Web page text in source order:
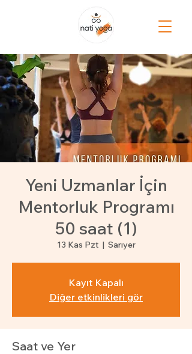
Yeni Uzmanlar İçin
Mentorluk Programı
50 saat (1)
13 Kas Pzt
  |
Sarıyer
Kayıt Kapalı
Diğer etkinlikleri gör
Saat ve Yer